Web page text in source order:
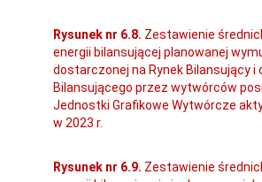
Rysunek nr 6.8. Zestawienie
energii bilansującej planowanej
dostarczonej na Rynek Bilansujący i
Bilansującego przez wytwórców
Jednostki Grafikowe Wytwórcze
w 2023 r.
Rysunek nr 6.9. Zestawienie